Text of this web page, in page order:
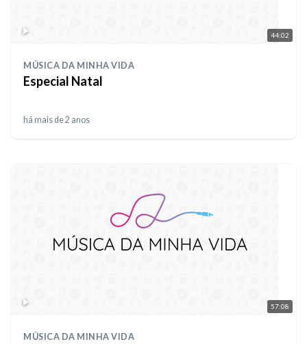
44:02
MÚSICA DA MINHA VIDA
Especial Natal
há mais de 2 anos
57:08
MÚSICA DA MINHA VIDA